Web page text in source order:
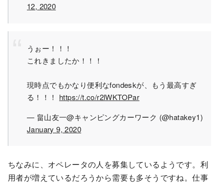
12, 2020
うぉー！！！
これきましたか！！！
現時点でもかなり便利なfondeskが、もう最高すぎ
る！！！ https://t.co/r2lWKTOPar
— 畠山友一@キャンピングカーワーク (@hatakey1)
January 9, 2020
ちなみに、オペレータの人を募集しているようです。利
用者が増えているだろうから需要も多そうですね。仕事